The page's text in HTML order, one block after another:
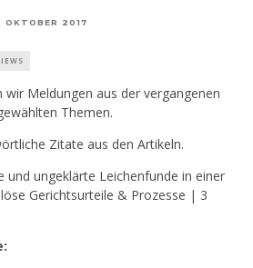
OKTOBER 2017
wir Meldungen aus der vergangenen
Themen.
Zitate aus den Artikeln.
und ungeklärte Leichenfunde in einer
Gerichtsurteile & Prozesse | 3